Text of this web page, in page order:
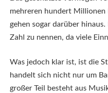
mehreren hundert Millionen
gehen sogar darüber
Zahl zu nennen, da viele
Was jedoch klar ist, ist die
handelt sich nicht nur um
großer Teil besteht aus